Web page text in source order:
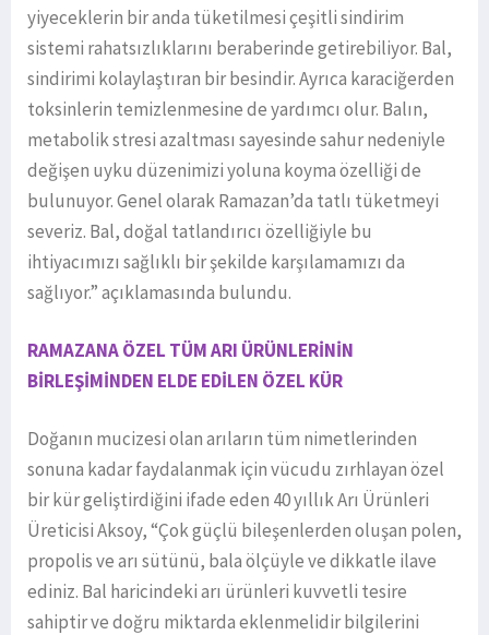
yiyeceklerin bir anda tüketilmesi çeşitli sindirim
sistemi rahatsızlıklarını beraberinde getirebiliyor. Bal,
sindirimi kolaylaştıran bir besindir. Ayrıca karaciğerden
toksinlerin temizlenmesine de yardımcı olur. Balın,
metabolik stresi azaltması sayesinde sahur nedeniyle
değişen uyku düzenimizi yoluna koyma özelliği de
bulunuyor. Genel olarak Ramazan’da tatlı tüketmeyi
severiz. Bal, doğal tatlandırıcı özelliğiyle bu
ihtiyacımızı sağlıklı bir şekilde karşılamamızı da
sağlıyor.” açıklamasında bulundu.
RAMAZANA ÖZEL TÜM ARI ÜRÜNLERİNİN
BİRLEŞİMİNDEN ELDE EDİLEN ÖZEL KÜR
Doğanın mucizesi olan arıların tüm nimetlerinden
sonuna kadar faydalanmak için vücudu zırhlayan özel
bir kür geliştirdiğini ifade eden 40 yıllık Arı Ürünleri
Üreticisi Aksoy, “Çok güçlü bileşenlerden oluşan polen,
propolis ve arı sütünü, bala ölçüyle ve dikkatle ilave
ediniz. Bal haricindeki arı ürünleri kuvvetli tesire
sahiptir ve doğru miktarda eklenmelidir bilgilerini